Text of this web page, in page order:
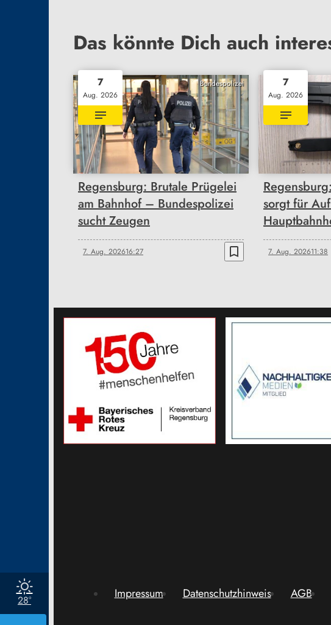
28°
Das könnte Dich auch
Bundespolizei
7
Aug. 2026
Regensburg: Brutale Prügelei
am Bahnhof – Bundespolizei
sucht Zeugen
7. Aug. 202616:27 bookmark_border
7
Aug. 2026
sorgt für
7. Aug. 202611:38
Impressum Datenschutzhinweis AGB